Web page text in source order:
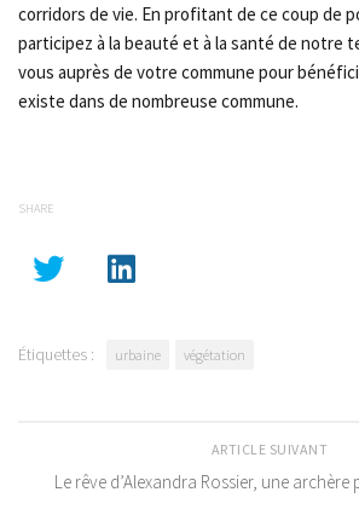
corridors de vie. En profitant de ce coup de
participez à la beauté et à la santé de notre
vous auprès de votre commune pour
existe dans de nombreuse commune.
SHARE
Étiquettes : urbaine végétation
ARTICLE SUIVANT
Le rêve d’Alexandra Rossier, une archère